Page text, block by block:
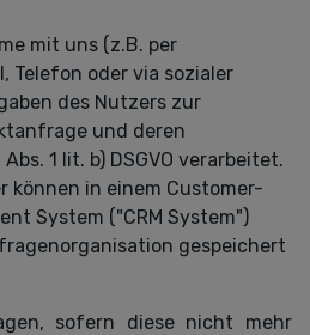
mit uns (z.B. per
Telefon oder via sozialer
des Nutzers zur
und deren
1 lit. b) DSGVO verarbeitet.
können in einem Customer-
System ("CRM System")
gespeichert
sofern diese nicht mehr